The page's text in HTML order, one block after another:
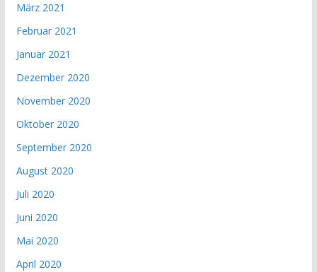
März 2021
Februar 2021
Januar 2021
Dezember 2020
November 2020
Oktober 2020
September 2020
August 2020
Juli 2020
Juni 2020
Mai 2020
April 2020